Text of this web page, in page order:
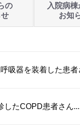
の
入院病
お知
吸器を装着した患者
したCOPD患者さん...